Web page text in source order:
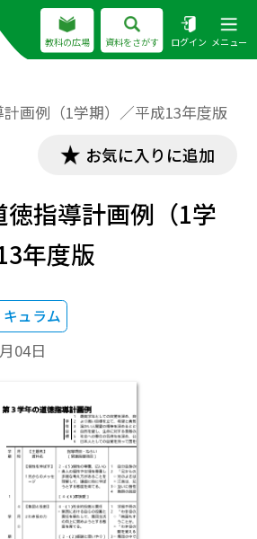
教科の広場 資料をさがす ログイン メニュー
画例（1学期）／平成13年度版
お気に入りに追加
指導計画例（1学
年度版
ュラム
04日